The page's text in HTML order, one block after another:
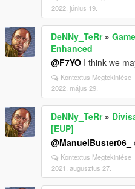
2022. június 19.
DeNNy_TeRr»
Enhanced
@F7YO I think we
Kontextus Megtekintése
2022. május 29.
DeNNy_TeRr»
[EUP]
@ManuelBuster06_
Kontextus Megtekintése
2021. augusztus 27.